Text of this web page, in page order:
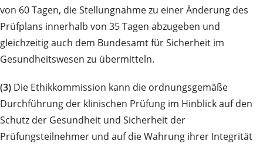
von 60 Tagen, die Stellungnahme zu einer Änderung des
Prüfplans innerhalb von 35 Tagen abzugeben und
gleichzeitig auch dem Bundesamt für Sicherheit im
Gesundheitswesen zu übermitteln.
(3) Die Ethikkommission kann die ordnungsgemäße
Durchführung der klinischen Prüfung im Hinblick auf den
Schutz der Gesundheit und Sicherheit der
Prüfungsteilnehmer und auf die Wahrung ihrer Integrität